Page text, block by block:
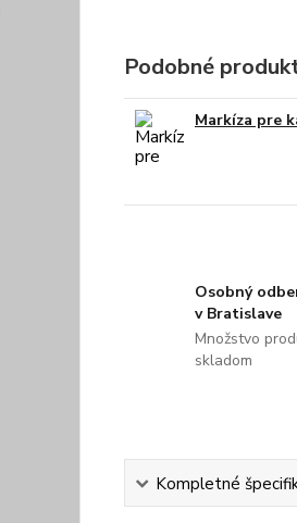
Podobné
Markíza pre
Osobný
v Bratislave
Množstvo
skladom
Kompletné